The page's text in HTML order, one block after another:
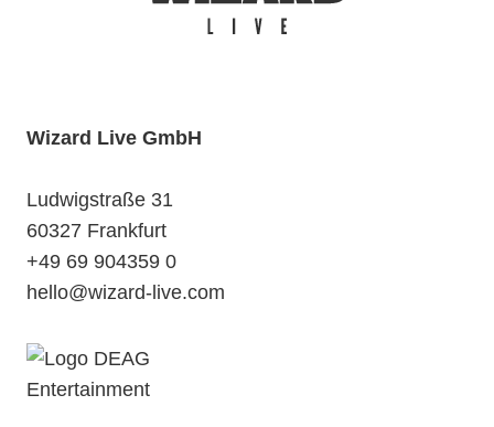
Wizard Live GmbH
Ludwigstraße 31
60327 Frankfurt
+49 69 904359 0
hello@wizard-live.com